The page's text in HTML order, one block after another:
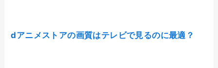
dアニメストアの画質はテレビで見るのに最適？